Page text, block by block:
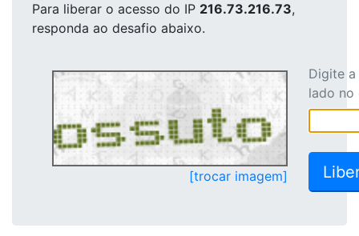
Para liberar o acesso do IP 216.73.216.73,
responda ao desafio abaixo.
[trocar imagem]
Digite
lado no